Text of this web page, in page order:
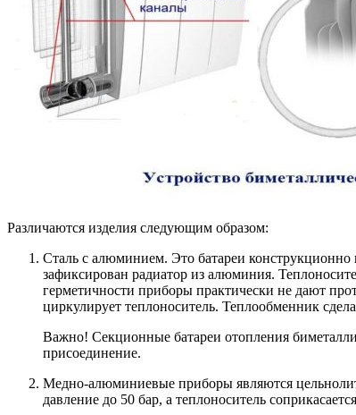
Различаются изделия следующим образом:
Сталь с алюминием. Это батареи конструкционно
зафиксирован радиатор из алюминия.
герметичности приборы практически не дают
циркулирует теплоноситель. Теплообменник
Важно! Секционные батареи отопления
присоединение.
Медно-алюминиевые приборы являются
давление до 50 бар, а теплоноситель